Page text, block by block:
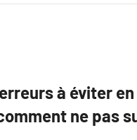
à éviter
ne pas